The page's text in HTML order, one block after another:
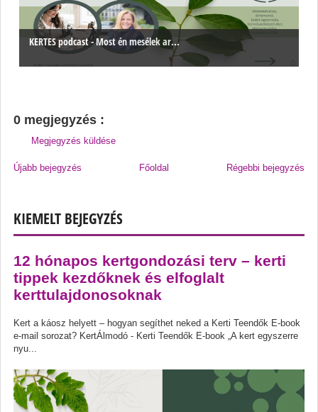
KERTES podcast - Most én mesélek ar...
0 megjegyzés :
Megjegyzés küldése
Újabb bejegyzés Régebbi bejegyzés
Főoldal
KIEMELT BEJEGYZÉS
12 hónapos kertgondozási terv – kerti
tippek kezdőknek és elfoglalt
kerttulajdonosoknak
Kert a káosz helyett – hogyan segíthet neked a Kerti Teendők E-book
e-mail sorozat? KertÁlmodó - Kerti Teendők E-book „A kert egyszerre
nyu...